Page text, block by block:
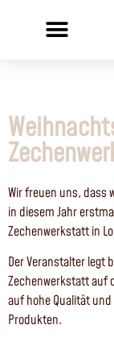
Wir freuen uns, dass
in diesem Jahr
Zechenwerkstatt in
Der Veranstalter legt
Zechenwerkstatt auf
auf hohe Qualität
Produkten.